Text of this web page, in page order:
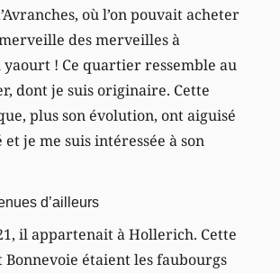
où l’on pouvait acheter
des merveilles à
yaourt ! Ce quartier ressemble au
dont je suis originaire. Cette
plus son évolution, ont aiguisé
je me suis intéressée à son
d’ailleurs
il appartenait à Hollerich. Cette
Bonnevoie étaient les faubourgs